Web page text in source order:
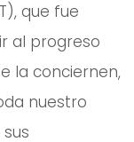
que fue
al progreso
la conciernen,
nuestro